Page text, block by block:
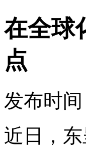
在全球
点
发布时间
近日，